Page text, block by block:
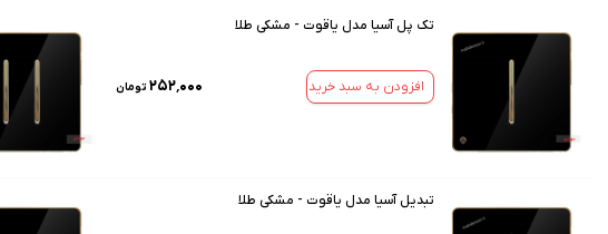
تک پل آسیا مدل یاقوت - مشکی طلا
افزودن به سبد خرید ۲۵۲٬۰۰۰ تومان
تبدیل آسیا مدل یاقوت - مشکی طلا